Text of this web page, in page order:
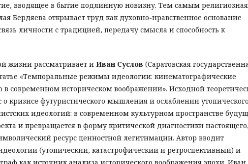
вводящее в бытие подлинную новизну. Тем самым религиозная
Бердяева открывает труд как духовно-нравственное основание
личности с традицией, передачу смысла и способность к
жизни рассматривает и Иван Суслов (Саратовская
«Темпоральные режимы идеологии: кинематографические
современном историческом воображении». Исходной
о кризисе футуристического мышления и ослаблении утопического
идеологий: в современном культурном пространстве
и превращается в форму критической диагностики настоящего,
ресурс ценностной легитимации. Автор вводит
(утопический, катастрофический и ретроспективный) и